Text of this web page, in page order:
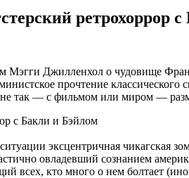
ретрохоррор
Джилленхол о чудовище
прочтение
так — с фильмом или миром —
эксцентричная
овладевший сознанием
всех, кто много о нем болтает